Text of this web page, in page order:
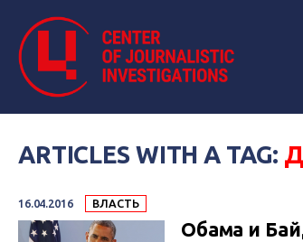
ARTICLES WITH A TAG:
16.04.2016 ВЛАСТЬ
Обама и